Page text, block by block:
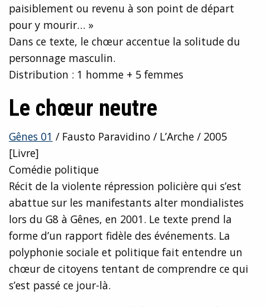
paisiblement ou revenu à son point de départ
pour y mourir… »
Dans ce texte, le chœur accentue la solitude du
personnage masculin.
Distribution : 1 homme + 5 femmes
Le chœur neutre
Gênes 01 / Fausto Paravidino / L’Arche / 2005
[Livre]
Comédie politique
Récit de la violente répression policière qui s’est
abattue sur les manifestants alter mondialistes
lors du G8 à Gênes, en 2001. Le texte prend la
forme d’un rapport fidèle des événements. La
polyphonie sociale et politique fait entendre un
chœur de citoyens tentant de comprendre ce qui
s’est passé ce jour-là.